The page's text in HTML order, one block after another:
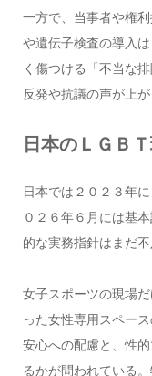
一方で、当事者や権
や遺伝子検査の導入
く傷つける「不当な
反発や抗議の声が上が
日本のＬＧＢ
日本では２０２３年
０２６年６月には基
的な実務指針はまだ不
女子スポーツの現場
った女性専用スペー
安心への配慮と、性
るかが問われている